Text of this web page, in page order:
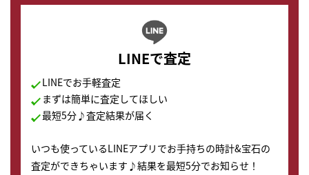
LINEで査定
LINEでお手軽査定
まずは簡単に査定してほしい
最短5分♪査定結果が届く
いつも使っているLINEアプリでお手持ちの時計&宝石の
査定ができちゃいます♪結果を最短5分でお知らせ！